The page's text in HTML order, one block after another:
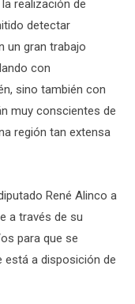
realización de
detectar
un gran trabajo
con
sino también con
muy conscientes de
región tan extensa
René Alinco a
a través de su
para que se
está a disposición de